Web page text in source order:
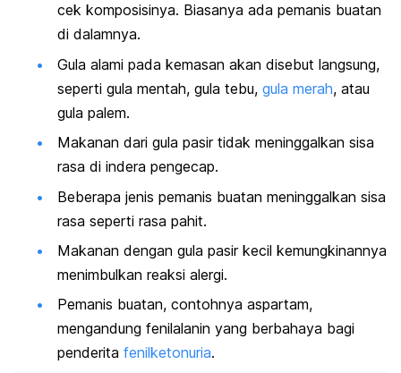
cek komposisinya. Biasanya ada pemanis buatan
di dalamnya.
Gula alami pada kemasan akan disebut langsung,
seperti gula mentah, gula tebu, gula merah, atau
gula palem.
Makanan dari gula pasir tidak meninggalkan sisa
rasa di indera pengecap.
Beberapa jenis pemanis buatan meninggalkan sisa
rasa seperti rasa pahit.
Makanan dengan gula pasir kecil kemungkinannya
menimbulkan reaksi alergi.
Pemanis buatan, contohnya aspartam,
mengandung fenilalanin yang berbahaya bagi
penderita fenilketonuria.